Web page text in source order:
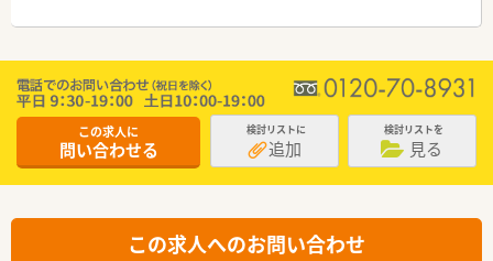
この求人に
問い合わせる
検討リストに
追加
検討リストを
見る
この求人へのお問い合わせ